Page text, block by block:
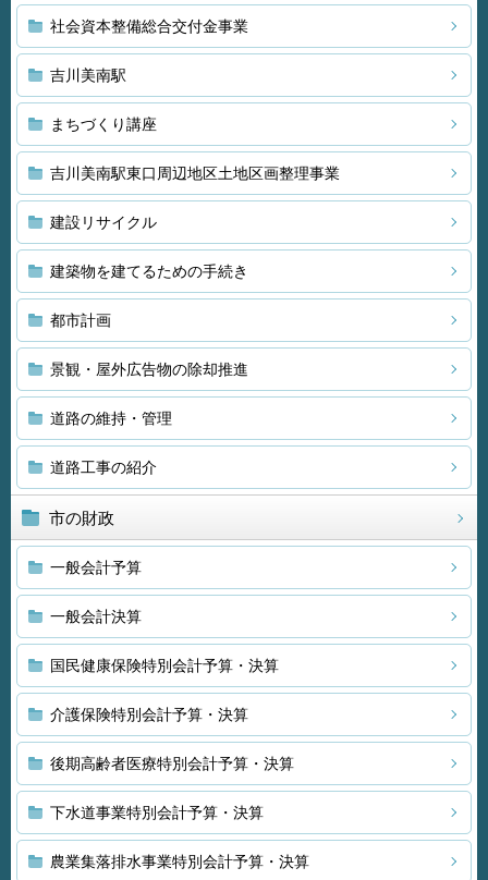
社会資本整備総合交付金事業
吉川美南駅
まちづくり講座
吉川美南駅東口周辺地区土地区画整理事業
建設リサイクル
建築物を建てるための手続き
都市計画
景観・屋外広告物の除却推進
道路の維持・管理
道路工事の紹介
市の財政
一般会計予算
一般会計決算
国民健康保険特別会計予算・決算
介護保険特別会計予算・決算
後期高齢者医療特別会計予算・決算
下水道事業特別会計予算・決算
農業集落排水事業特別会計予算・決算